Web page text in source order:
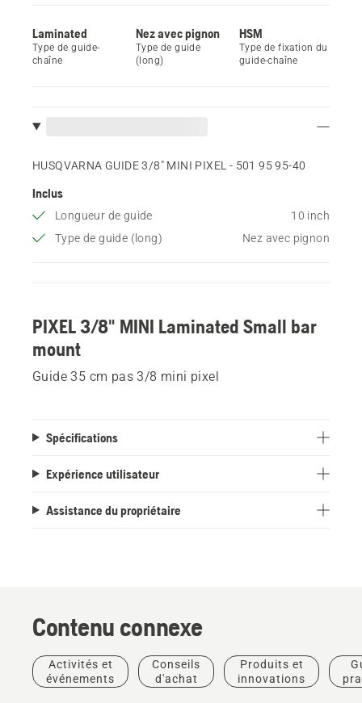
Laminated
Type de guide-
chaîne
Nez avec pignon
Type de guide
(long)
HSM
Type de fixation du
guide-chaîne
HUSQVARNA GUIDE 3/8" MINI PIXEL - 501 95 95‑40
Inclus
Longueur de guide
10 inch
Type de guide (long)
Nez avec pignon
PIXEL 3/8" MINI Laminated Small bar
mount
Guide 35 cm pas 3/8 mini pixel
Spécifications
Expérience utilisateur
Assistance du propriétaire
Contenu connexe
Activités et
événements
Conseils
d'achat
Produits et
innovations
Récits et
inspiration
Produits
et
Aménagement
paysager
Produits
et
innovations